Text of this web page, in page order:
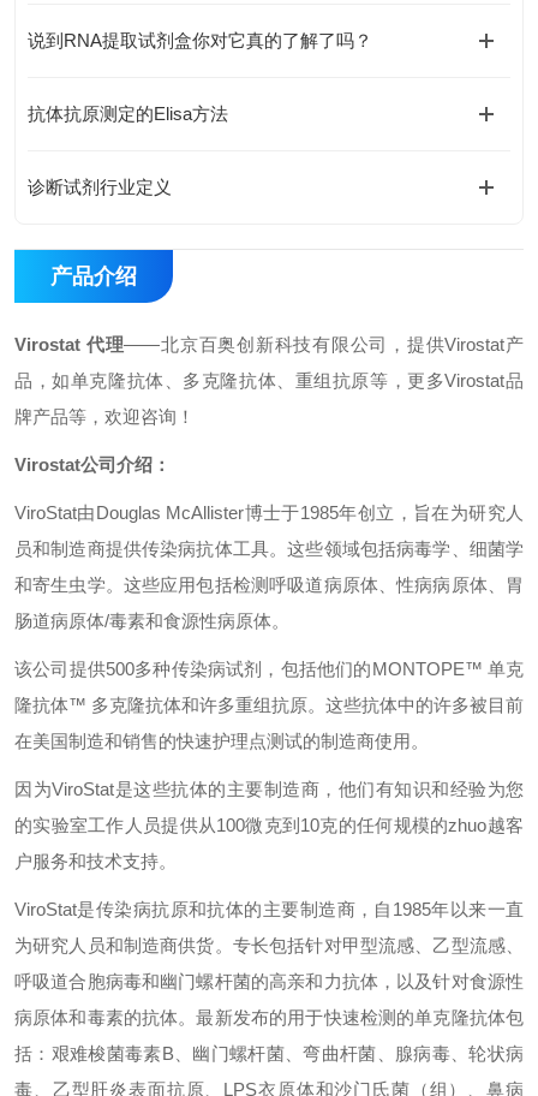
说到RNA提取试剂盒你对它真的了解了吗？
抗体抗原测定的Elisa方法
诊断试剂行业定义
产品介绍
Virostat 代理——北京百奥创新科技有限公司，提供Virostat产
品，如单克隆抗体、多克隆抗体、重组抗原等，更多Virostat品
牌产品等，欢迎咨询！
Virostat公司介绍：
ViroStat由Douglas McAllister博士于1985年创立，旨在为研究人
员和制造商提供传染病抗体工具。这些领域包括病毒学、细菌学
和寄生虫学。这些应用包括检测呼吸道病原体、性病病原体、胃
肠道病原体/毒素和食源性病原体。
该公司提供500多种传染病试剂，包括他们的MONTOPE™ 单克
隆抗体™ 多克隆抗体和许多重组抗原。这些抗体中的许多被目前
在美国制造和销售的快速护理点测试的制造商使用。
因为ViroStat是这些抗体的主要制造商，他们有知识和经验为您
的实验室工作人员提供从100微克到10克的任何规模的zhuo越客
户服务和技术支持。
ViroStat是传染病抗原和抗体的主要制造商，自1985年以来一直
为研究人员和制造商供货。专长包括针对甲型流感、乙型流感、
呼吸道合胞病毒和幽门螺杆菌的高亲和力抗体，以及针对食源性
病原体和毒素的抗体。最新发布的用于快速检测的单克隆抗体包
括：艰难梭菌毒素B、幽门螺杆菌、弯曲杆菌、腺病毒、轮状病
毒、乙型肝炎表面抗原、LPS衣原体和沙门氏菌（组）、鼻病